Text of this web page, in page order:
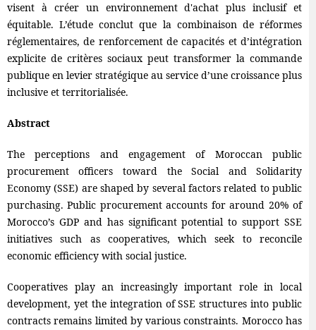
visent à créer un environnement d'achat plus inclusif et
équitable. L’étude conclut que la combinaison de réformes
réglementaires, de renforcement de capacités et d’intégration
explicite de critères sociaux peut transformer la commande
publique en levier stratégique au service d’une croissance plus
inclusive et territorialisée.
Abstract
The perceptions and engagement of Moroccan public
procurement officers toward the Social and Solidarity
Economy (SSE) are shaped by several factors related to public
purchasing. Public procurement accounts for around 20% of
Morocco’s GDP and has significant potential to support SSE
initiatives such as cooperatives, which seek to reconcile
economic efficiency with social justice.
Cooperatives play an increasingly important role in local
development, yet the integration of SSE structures into public
contracts remains limited by various constraints. Morocco has